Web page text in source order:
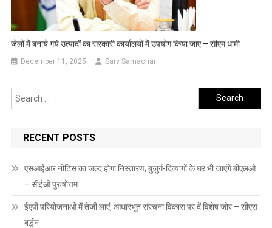
जेलों में बनाये गये उत्पादों का सरकारी कार्यालयों में उपयोग किया जाए – सीएम धामी
December 11, 2025 Sarv Samachar
Search
for:
RECENT POSTS
एसआईआर नोटिस का जल्द होगा निस्तारण, बुजुर्ग-दिव्यांगों के घर भी जाएंगे बीएलओ
– सीईओ पुरुषोत्तम
ईएपी परियोजनाओं में तेजी लाएं, आधारभूत संरचना विकास पर दें विशेष जोर – सीएस
बर्द्धन